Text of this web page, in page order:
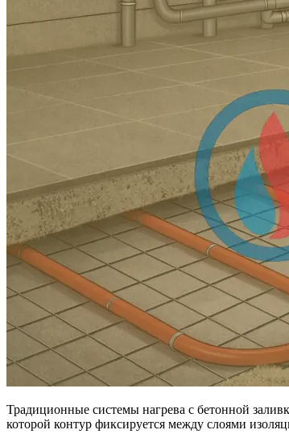
Традиционные системы нагрева с бетонной
которой контур фиксируется между слоями